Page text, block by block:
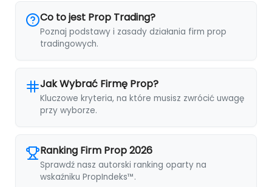
Co to jest Prop Trading?
Poznaj podstawy i zasady działania firm prop
tradingowych.
Jak Wybrać Firmę Prop?
Kluczowe kryteria, na które musisz zwrócić uwagę
przy wyborze.
Ranking Firm Prop 2026
Sprawdź nasz autorski ranking oparty na
wskaźniku PropIndeks™.